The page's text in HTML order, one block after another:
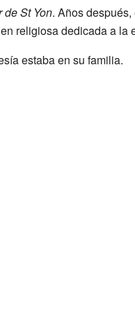
de St Yon. Años
religiosa dedicada a la
estaba en su familia.